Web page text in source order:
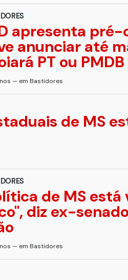
apresenta
anunciar até
PT ou PMDB
— em Bastidores
de MS
de MS está
diz ex-
— em Bastidores